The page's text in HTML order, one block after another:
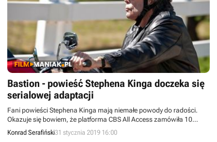
Bastion - powieść Stephena Kinga doczeka się
serialowej adaptacji
Fani powieści Stephena Kinga mają niemałe powody do radości.
Okazuje się bowiem, że platforma CBS All Access zamówiła 10
odcinków serialowej adaptacji Bastionu, czyli jednej z
najsłynniejszych powieści autora.
Konrad Serafiński31 stycznia 2019 16:00